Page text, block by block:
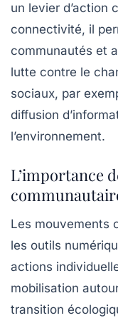
un levier d’action
connectivité, il
communautés et
lutte contre le
sociaux, par
diffusion
l’environnement.
L’importance
Les mouvements
les outils
actions
mobilisation
transition